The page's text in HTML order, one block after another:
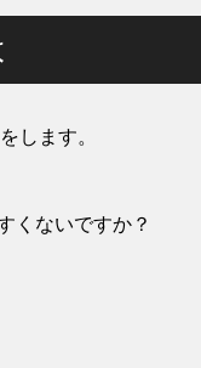
します。
くないですか？